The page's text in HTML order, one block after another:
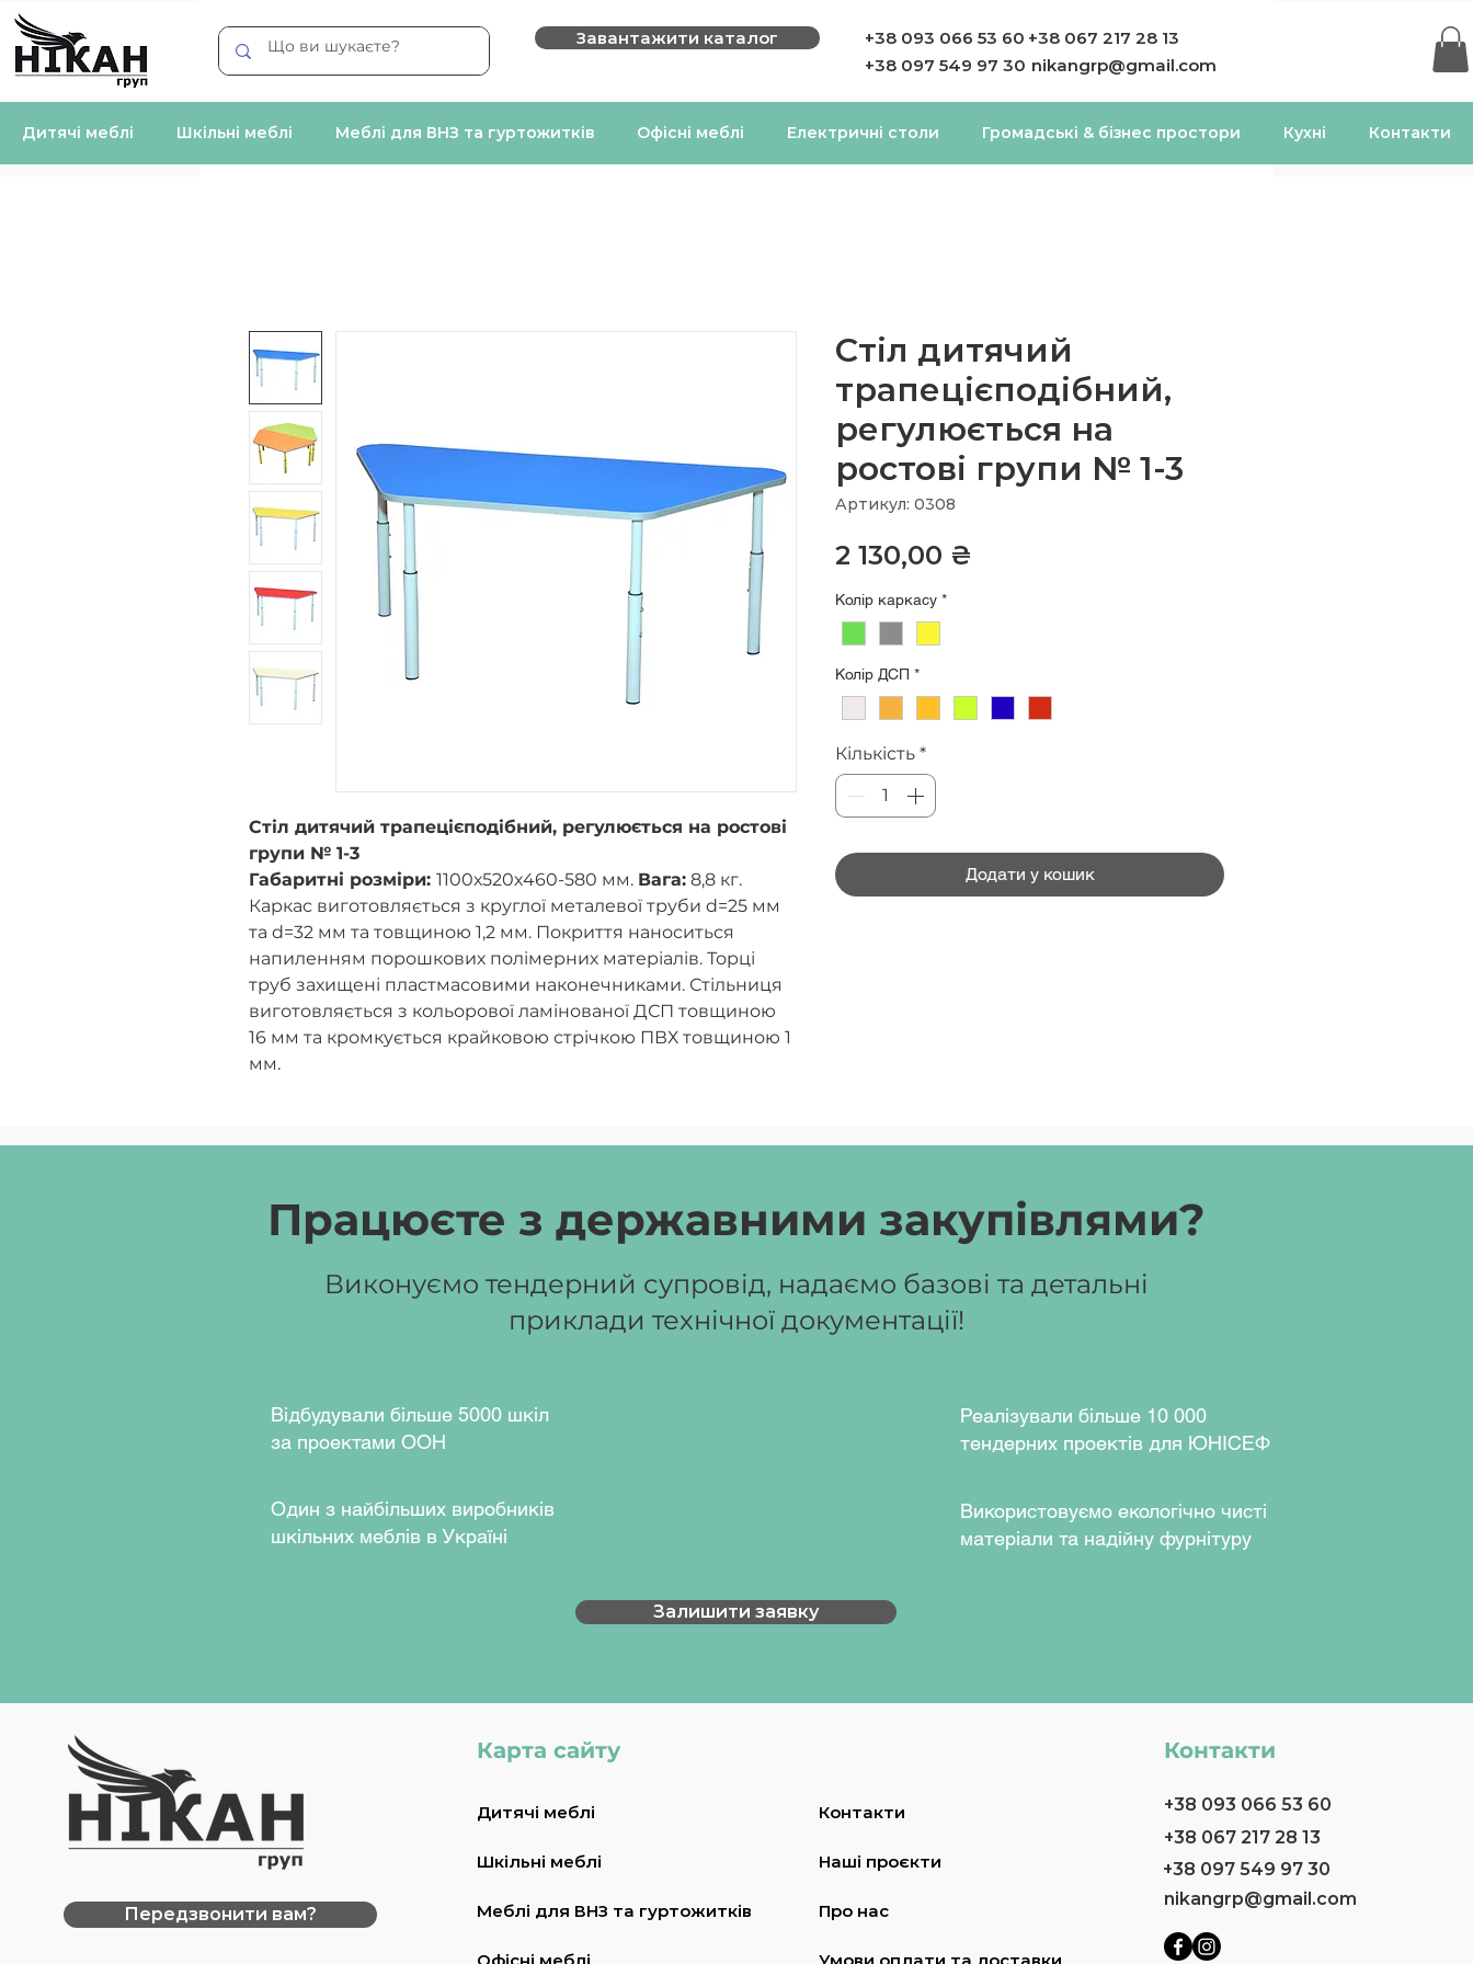
Завантажити каталог
+38 093 066 53 60
+38 097 549 97 30
+38 067 217 28 13
nikangrp@gmail.com
Дитячі меблі Шкільні меблі Меблі для ВНЗ та гуртожитків Офісні меблі Електричні столи Громадські & бізнес простори Кухні Контакти
Стіл дитячий трапецієподібний, регулюється на ростові
групи № 1-3
Габаритні розміри: 1100х520х460-580 мм. Вага: 8,8 кг.
Каркас виготовляється з круглої металевої труби d=25 мм
та d=32 мм та товщиною 1,2 мм. Покриття наноситься
напиленням порошкових полімерних матеріалів. Торці
труб захищені пластмасовими наконечниками. Стільниця
виготовляється з кольорової ламінованої ДСП товщиною
16 мм та кромкується крайковою стрічкою ПВХ товщиною 1
мм.
сірий (RAL7035).
Стіл дитячий
трапецієподібний,
регулюється на
ростові групи № 1-3
Артикул: 0308
2 130,00 ₴
Колір каркасу *
Колір ДСП *
Кількість *
Додати у кошик
Працюєте з державними закупівлями?
Виконуємо тендерний супровід, надаємо базові та детальні
приклади технічної документації!
Відбудували більше 5000 шкіл
за проектами ООН
Один з найбільших виробників
шкільних меблів в Україні
Реалізували більше 10 000
тендерних проектів для ЮНІСЕФ
Використовуємо екологічно чисті
матеріали та надійну фурнітуру
Залишити заявку
Передзвонити вам?
Карта сайту
Дитячі меблі
Шкільні меблі
Меблі для ВНЗ та гуртожитків
Контакти
Наші проєкти
Про нас
Контакти
+38 093 066 53 60
+38 067 217 28 13
nikangrp@gmail.com
+38 097 549 97 30